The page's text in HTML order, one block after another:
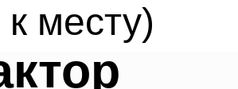
месту)